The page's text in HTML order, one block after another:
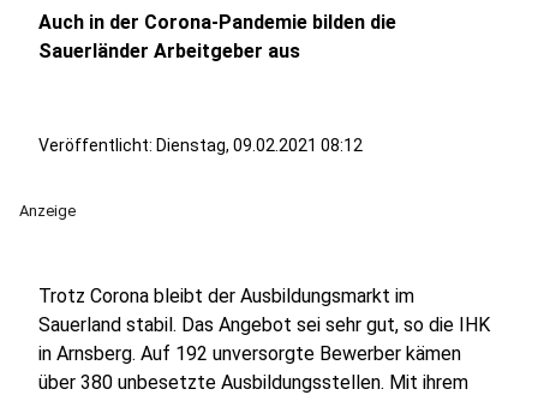
Auch in der Corona-Pandemie bilden die
Sauerländer Arbeitgeber aus
Veröffentlicht: Dienstag, 09.02.2021 08:12
Anzeige
Trotz Corona bleibt der Ausbildungsmarkt im
Sauerland stabil. Das Angebot sei sehr gut, so die IHK
in Arnsberg. Auf 192 unversorgte Bewerber kämen
über 380 unbesetzte Ausbildungsstellen. Mit ihrem